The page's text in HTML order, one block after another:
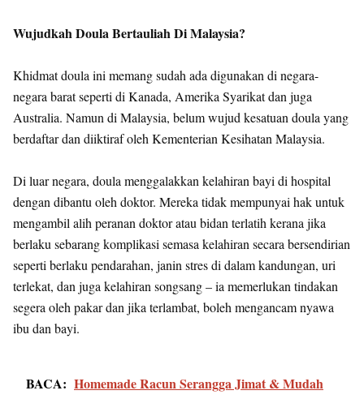
Wujudkah Doula Bertauliah Di Malaysia?
Khidmat doula ini memang sudah ada digunakan di negara-
negara barat seperti di Kanada, Amerika Syarikat dan juga
Australia. Namun di Malaysia, belum wujud kesatuan doula yang
berdaftar dan diiktiraf oleh Kementerian Kesihatan Malaysia.
Di luar negara, doula menggalakkan kelahiran bayi di hospital
dengan dibantu oleh doktor. Mereka tidak mempunyai hak untuk
mengambil alih peranan doktor atau bidan terlatih kerana jika
berlaku sebarang komplikasi semasa kelahiran secara bersendirian
seperti berlaku pendarahan, janin stres di dalam kandungan, uri
terlekat, dan juga kelahiran songsang – ia memerlukan tindakan
segera oleh pakar dan jika terlambat, boleh mengancam nyawa
ibu dan bayi.
BACA: Homemade Racun Serangga Jimat & Mudah